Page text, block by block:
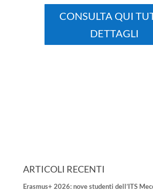
CONSULTA QUI
DETTAGLI
ARTICOLI RECENTI
Erasmus+ 2026: nove studenti dell’ITS